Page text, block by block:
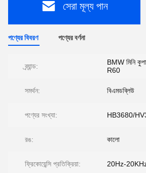
সেরা মূল্য পান
পণ্যের বিবরণ পণ্যের বর্ণনা
ব্র্যান্ড:
BMW মিনি
R60
সমর্থন: বিএমডব্লিউ
পণ্যের সংখ্যা: HB3680/
রঙ: কালো
ফ্রিকোয়েন্সি প্রতিক্রিয়া: 20Hz-